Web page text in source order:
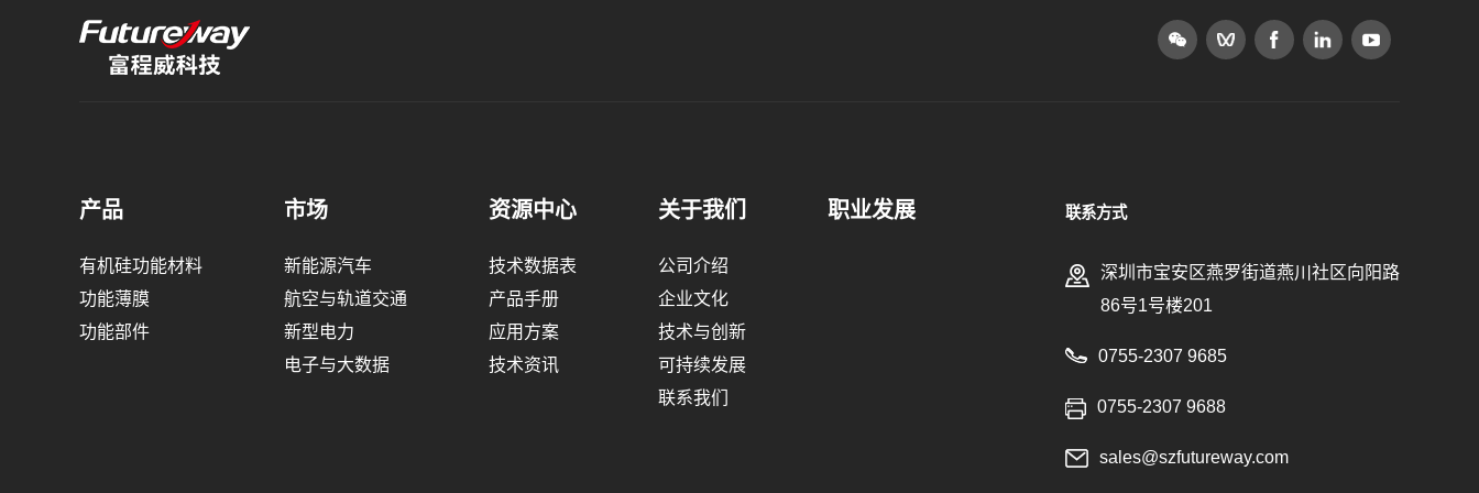
产品
有机硅功能材料
功能薄膜
功能部件
市场
新能源汽车
航空与轨道交通
新型电力
电子与大数据
资源中心
技术数据表
产品手册
应用方案
技术资讯
关于我们
公司介绍
企业文化
技术与创新
可持续发展
联系我们
职业发展 联系方式
深圳市宝安区燕罗街道燕川社区向阳路
86号1号楼201
0755-2307 9685
0755-2307 9688
sales@szfutureway.com